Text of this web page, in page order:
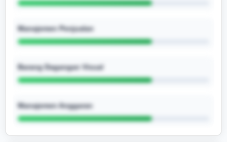
Manajemen Penjualan
Barang Dagangan Visual
Manajemen Anggaran